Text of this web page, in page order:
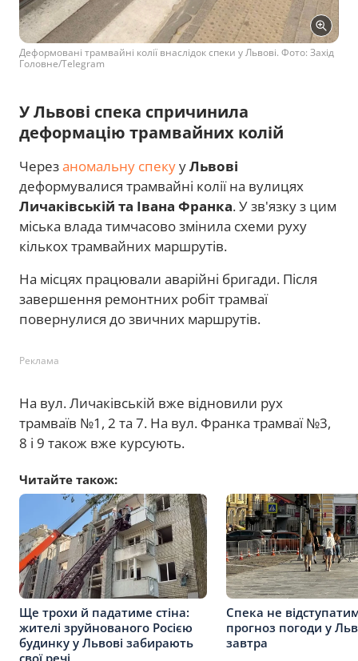
Деформовані трамвайні колії внаслідок спеки у Львові. Фото: Захід
Головне/Telegram
У Львові спека спричинила
деформацію трамвайних колій
Черезаномальну спекууЛьвові
деформувалися трамвайні колії на вулицях
Личаківській та Івана Франка. У зв'язку з цим
міська влада тимчасово змінила схеми руху
кількох трамвайних маршрутів.
На місцях працювали аварійні бригади. Після
завершення ремонтних робіт трамваї
повернулися до звичних маршрутів.
Реклама
На вул. Личаківській вже відновили рух
трамваїв №1, 2 та 7. На вул. Франка трамваї №3,
8 і 9 також вже курсують.
Читайте також:
Ще трохи й падатиме стіна:
жителі зруйнованого Росією
будинку у Львові забирають
Спека не
прогноз погоди у
завтра